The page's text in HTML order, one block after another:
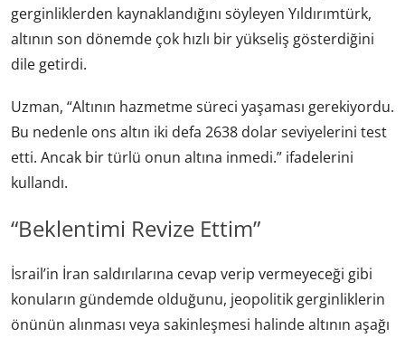
gerginliklerden kaynaklandığını söyleyen Yıldırımtürk,
altının son dönemde çok hızlı bir yükseliş gösterdiğini
dile getirdi.
Uzman, “Altının hazmetme süreci yaşaması gerekiyordu.
Bu nedenle ons altın iki defa 2638 dolar seviyelerini test
etti. Ancak bir türlü onun altına inmedi.” ifadelerini
kullandı.
“Beklentimi Revize Ettim”
İsrail’in İran saldırılarına cevap verip vermeyeceği gibi
konuların gündemde olduğunu, jeopolitik gerginliklerin
önünün alınması veya sakinleşmesi halinde altının aşağı